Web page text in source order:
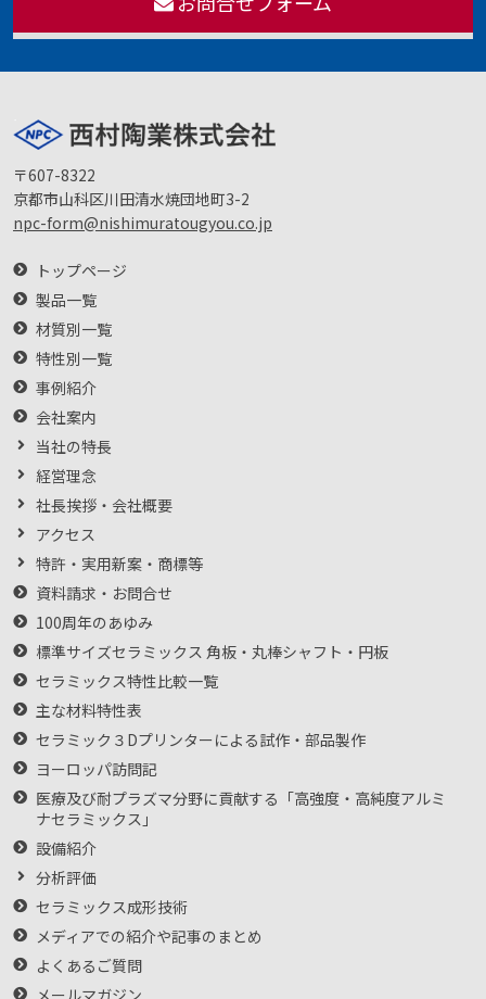
〒607-8322
京都市山科区川田清水焼団地町3-2
npc-form@nishimuratougyou.co.jp
トップページ
製品一覧
材質別一覧
特性別一覧
事例紹介
会社案内
当社の特長
経営理念
社長挨拶・会社概要
アクセス
特許・実用新案・商標等
資料請求・お問合せ
100周年のあゆみ
標準サイズセラミックス 角板・丸棒シャフト・円板
セラミックス特性比較一覧
主な材料特性表
セラミック３Dプリンターによる試作・部品製作
ヨーロッパ訪問記
医療及び耐プラズマ分野に貢献する「高強度・高純度アルミ
ナセラミックス」
設備紹介
分析評価
セラミックス成形技術
メディアでの紹介や記事のまとめ
よくあるご質問
メールマガジン